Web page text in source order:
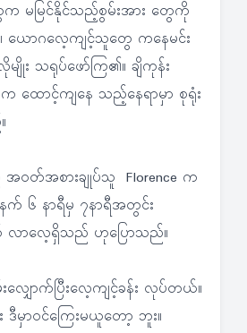
မမြင်နိုင်သည့်စွမ်းအား တွေကို
ောဂလေ့ကျင့်သူတွေ ကနေမင်း
း သရုပ်ဖော်ကြ၏။ ချိကုန်း
ောင့်ကျနေ သည့်နေရာမှာ စုရုံး
ဝတ်အစားချုပ်သူ Florence က
နက် ၆ နာရီမှ ၇နာရီအတွင်း
လာလေ့ရှိသည် ဟုပြောသည်။
ျှောက်ပြီးလေ့ကျင့်ခန်း လုပ်တယ်။
ဒီမှာဝင်ကြေးမယူတော့ ဘူး။